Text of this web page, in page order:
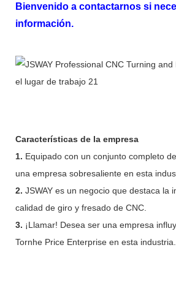
Bienvenido a contactarnos si
información.
Características de la empresa
1. Equipado con un conjunto completo
una empresa sobresaliente en esta
2. JSWAY es un negocio que destaca la
calidad de giro y fresado de CNC.
3. ¡Llamar! Desea ser una empresa
Tornhe Price Enterprise en esta